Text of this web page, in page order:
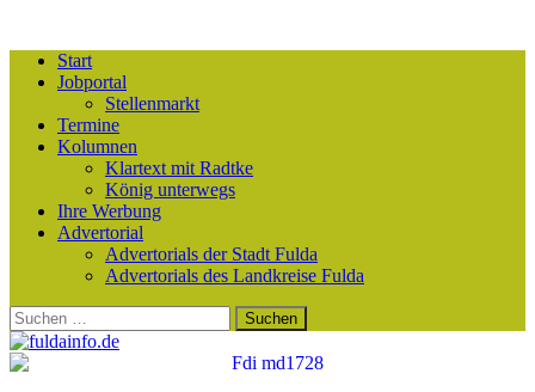
Start
Jobportal
Stellenmarkt
Termine
Kolumnen
Klartext mit Radtke
König unterwegs
Ihre Werbung
Advertorial
Advertorials der Stadt Fulda
Advertorials des Landkreise Fulda
Suchen
nach: